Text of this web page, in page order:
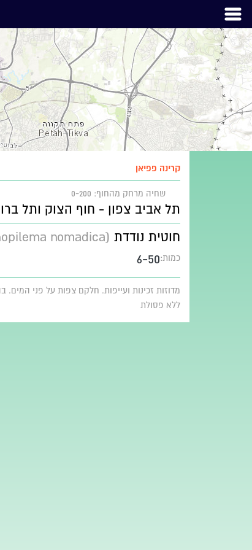
קרינה פפיאן
שחיה מרחק מהחוף: 0-200
תל אביב צפון - חוף הצוק ותל
חוטית נודדת (Rhopilema nomadica)
כמות:6-50
מדוזות זכינות ועייפות. חלקם צפות על פני
ללא פסולת